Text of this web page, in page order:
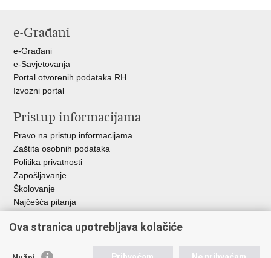
Facebooku
X-
e-Građani
e-Građani
e-Savjetovanja
Portal otvorenih podataka RH
Izvozni portal
Pristup informacijama
Pravo na pristup informacijama
Zaštita osobnih podataka
Politika privatnosti
Zapošljavanje
Školovanje
Najčešća pitanja
Važne poveznice
Ova stranica upotrebljava kolačiće